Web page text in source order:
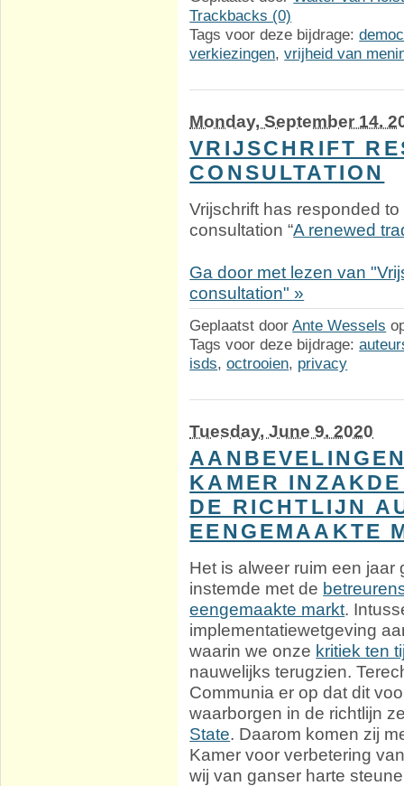
Trackbacks (0)
Tags voor deze bijdrage:
verkiezingen,vrijheid van
Monday, September 14.
VRIJSCHRIFT
CONSULTATION
Vrijschrift has responded
consultation “A renewed
Ga door met lezen van
consultation" »
Geplaatst doorAnte Wessels
Tags voor deze bijdrage:
isds,octrooien, privacy
Tuesday, June 9. 2020
KAMER
DE RICHTLIJN
EENGEMAAKTE
Het is alweer ruim een
instemde met de
eengemaakte markt.
implementatiewetgeving
waarin we onze kritiek ten
nauwelijks terugzien.
Communia er op dat dit
waarborgen in de richtlijn
State. Daarom komen zij
Kamer voor verbetering
wij van ganser harte